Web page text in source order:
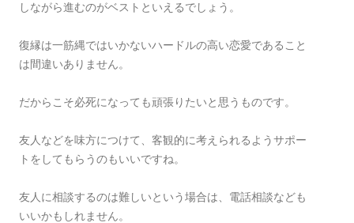
しながら進むのがベストといえるでしょう。
復縁は一筋縄ではいかないハードルの高い恋愛であること
は間違いありません。
だからこそ必死になっても頑張りたいと思うものです。
友人などを味方につけて、客観的に考えられるようサポー
トをしてもらうのもいいですね。
友人に相談するのは難しいという場合は、電話相談なども
いいかもしれません。